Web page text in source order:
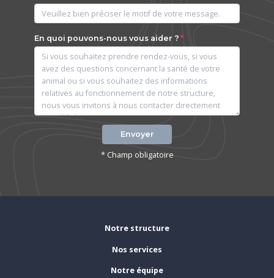
En quoi pouvons-nous vous aider ?
Envoyer
* Champ obligatoire
Notre structure
Nos services
Notre équipe